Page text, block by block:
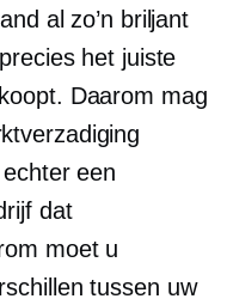
al zo’n briljant
het juiste
Daarom mag
een
dat
moet u
tussen uw